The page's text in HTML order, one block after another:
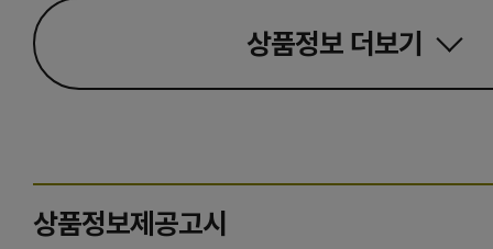
상품정보 더보기
상품정보제공고시